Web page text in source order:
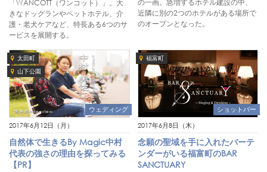
「WANCOTT（ワンコット）」。大
きなドッグランやペットホテル、介
護・老犬ケアなど、特長ある6つのサ
ービスを展開する。
近隣に別の2つのホテルがある場所で
のオープンとなった。
太田町
山下公園
ウェディング
2017年6月12日（月）
自然体で生きるBy Magic中村
代表の強さの理由を探ってみる
【PR】
福富町
ショットバー
2017年6月8日（木）
念願の聖域を手に入れたバーテ
ンダーがいる福富町のBAR
SANCTUARY